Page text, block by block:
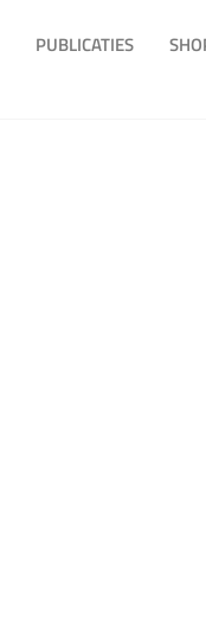
PUBLICATIES